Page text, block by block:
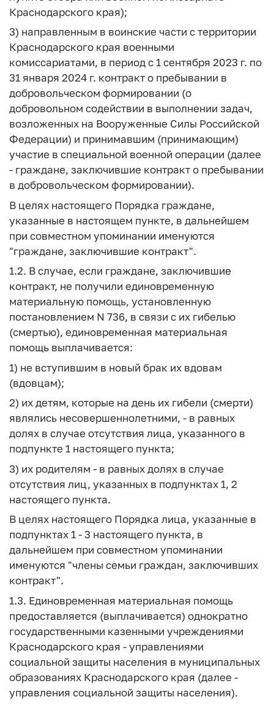
Краснодарского края);
3) направленным в воинские части с территории
Краснодарского края военными
комиссариатами, в период с 1 сентября 2023 г. по
31 января 2024 г. контракт о пребывании в
добровольческом формировании (о
добровольном содействии в выполнении задач,
возложенных на Вооруженные Силы Российской
Федерации) и принимавшим (принимающим)
участие в специальной военной операции (далее
- граждане, заключившие контракт о пребывании
в добровольческом формировании).
В целях настоящего Порядка граждане,
указанные в настоящем пункте, в дальнейшем
при совместном упоминании именуются
"граждане, заключившие контракт".
1.2. В случае, если граждане, заключившие
контракт, не получили единовременную
материальную помощь, установленную
постановлением N 736, в связи с их гибелью
(смертью), единовременная материальная
помощь выплачивается:
1) не вступившим в новый брак их вдовам
(вдовцам);
2) их детям, которые на день их гибели (смерти)
являлись несовершеннолетними, - в равных
долях в случае отсутствия лица, указанного в
подпункте 1 настоящего пункта;
3) их родителям - в равных долях в случае
отсутствия лиц, указанных в подпунктах 1, 2
настоящего пункта.
В целях настоящего Порядка лица, указанные в
подпунктах 1 - 3 настоящего пункта, в
дальнейшем при совместном упоминании
именуются "члены семьи граждан, заключивших
контракт".
1.3. Единовременная материальная помощь
предоставляется (выплачивается) однократно
государственными казенными учреждениями
Краснодарского края - управлениями
социальной защиты населения в муниципальных
образованиях Краснодарского края (далее -
управления социальной защиты населения).